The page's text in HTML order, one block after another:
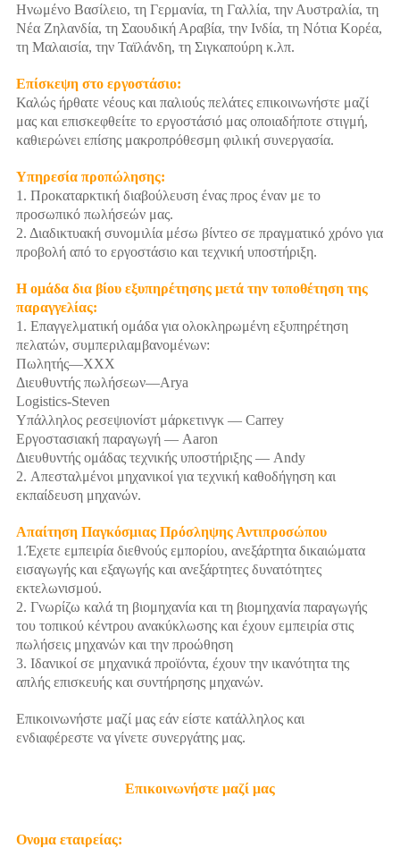
Ηνωμένο Βασίλειο, τη Γερμανία, τη Γαλλία, την Αυστραλία, τη
Νέα Ζηλανδία, τη Σαουδική Αραβία, την Ινδία, τη Νότια Κορέα,
τη Μαλαισία, την Ταϊλάνδη, τη Σιγκαπούρη κ.λπ.
Επίσκεψη στο εργοστάσιο:
Καλώς ήρθατε νέους και παλιούς πελάτες επικοινωνήστε μαζί
μας και επισκεφθείτε το εργοστάσιό μας οποιαδήποτε στιγμή,
καθιερώνει επίσης μακροπρόθεσμη φιλική συνεργασία.
Υπηρεσία προπώλησης:
1. Προκαταρκτική διαβούλευση ένας προς έναν με το
προσωπικό πωλήσεών μας.
2. Διαδικτυακή συνομιλία μέσω βίντεο σε πραγματικό χρόνο για
προβολή από το εργοστάσιο και τεχνική υποστήριξη.
Η ομάδα δια βίου εξυπηρέτησης μετά την τοποθέτηση της
παραγγελίας:
1. Επαγγελματική ομάδα για ολοκληρωμένη εξυπηρέτηση
πελατών, συμπεριλαμβανομένων:
Πωλητής—XXX
Διευθυντής πωλήσεων—Arya
Logistics-Steven
Υπάλληλος ρεσεψιονίστ μάρκετινγκ — Carrey
Εργοστασιακή παραγωγή — Aaron
Διευθυντής ομάδας τεχνικής υποστήριξης — Andy
2. Απεσταλμένοι μηχανικοί για τεχνική καθοδήγηση και
εκπαίδευση μηχανών.
Απαίτηση Παγκόσμιας Πρόσληψης Αντιπροσώπου
1.Έχετε εμπειρία διεθνούς εμπορίου, ανεξάρτητα δικαιώματα
εισαγωγής και εξαγωγής και ανεξάρτητες δυνατότητες
εκτελωνισμού.
2. Γνωρίζω καλά τη βιομηχανία και τη βιομηχανία παραγωγής
του τοπικού κέντρου ανακύκλωσης και έχουν εμπειρία στις
πωλήσεις μηχανών και την προώθηση
3. Ιδανικοί σε μηχανικά προϊόντα, έχουν την ικανότητα της
απλής επισκευής και συντήρησης μηχανών.
Επικοινωνήστε μαζί μας εάν είστε κατάλληλος και
ενδιαφέρεστε να γίνετε συνεργάτης μας.
Επικοινωνήστε μαζί μας
Ονομα εταιρείας: